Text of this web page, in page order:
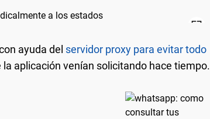
ayuda del servidor proxy para evitar todo
la aplicación venían solicitando hace tiempo.